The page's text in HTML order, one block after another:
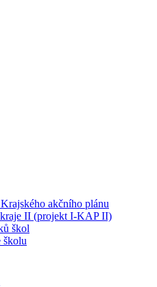
akčního plánu
II (projekt I-KAP II)
škol
školu